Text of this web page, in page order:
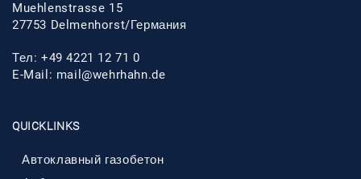
Muehlenstrasse 15
27753 Delmenhorst/Германия
Тел: +49 4221 12 71 0
E-Mail: mail@wehrhahn.de
QUICKLINKS
Автоклавный газобетон